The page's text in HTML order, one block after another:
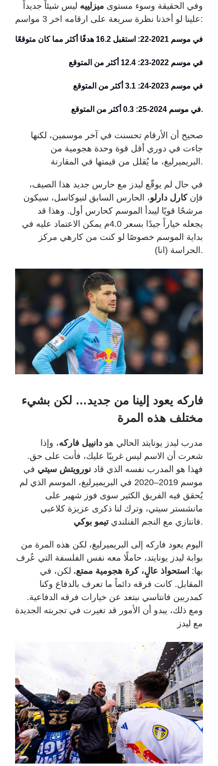
وفي الحقيقة وسوء مستوى ميزلييه ليس شيئاً جديداً
علينا لو أخذنا نظرة سريعة على ارقامه اخر 3 مواسم:
في موسم 2021-22: استقبل 16.2 هدفًا أكثر مما كان متوقعًا
في موسم 2022-23: 12.4 أكثر من المتوقع
في موسم 2023-24: 3.1 أكثر من المتوقع
في موسم 2024-25: 0.3 أكثر من المتوقع.
صحيح أن الأرقام تحسنت في آخر موسمين، لكنها
جاءت في دوري أقل قوة وحدة هجومية من
البريميرليغ، ما يُقلل من قيمتها في المقارنة.
في حال لم يوقّع ليدز مع حارس جديد هذا الصيف،
فإنكارل دارلو، الحارس السابق لنيوكاسل، سيكون
مرشحًا قويًا ليبدأ الموسم كحارس أول. وهذا قد
يجعله خياراً جيدًا بسعر 4.0م يمكن الاعتماد عليه في
بداية الموسم خصوصًا لو كنت من كارهي مركز
الحراسة (انا).
فاركه يعود إلينا من جديد… لكن بشيء
مختلف هذه المرة
مدرب ليدز يونايتد الحالي هو دانييل فاركه، وإذا
شعرت أن الاسم ليس غريبًا عليك، فأنت على حق.
فهذا هو المدرب نفسه الذي قاد نورويتش سيتي في
موسم 2019–2020 في البريميرليغ، الموسم الذي لم
يُحقق فيه الفريق الكثير سوى فوز شهير على
مانشستر سيتي، وترك لنا ذكرى عزيزة كلاعبي
فانتازي مع النجم الفنلنديتيمو بوكي .
اليوم يعود فاركه إلى البريميرليغ، لكن هذه المرة من
بوابة ليدز يونايتد، حاملًا معه نفس الفلسفة التي عُرف
بها: استحواذ عالٍ، كرة هجومية ممتع. لكن، في
المقابل. كانت فرقه دائماً ما تعرف بالدفاع وكنا
كمدربين فانتاسي نبتعد عن خيارات فرقه الدفاعية.
ومع ذلك، يبدو أن الأمور قد تغيرت في تجربته الجديدة
مع ليدز